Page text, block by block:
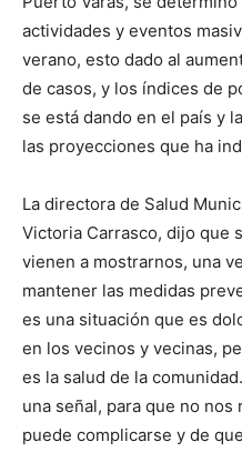
actividades y eventos
verano, esto dado al
de casos, y los índices de
se está dando en el país y
las proyecciones que ha
La directora de Salud
Victoria Carrasco, dijo que
vienen a mostrarnos, una
mantener las medidas
es una situación que es
en los vecinos y vecinas,
es la salud de la
una señal, para que no
puede complicarse y de